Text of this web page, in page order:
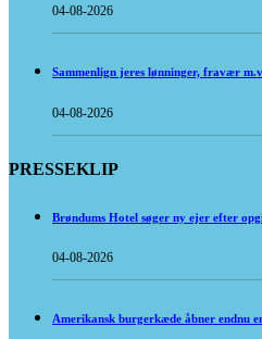
04-08-2026
Sammenlign jeres lønninger, fravær
04-08-2026
PRESSEKLIP
Brøndums Hotel søger ny ejer efter
04-08-2026
Amerikansk burgerkæde åbner endnu